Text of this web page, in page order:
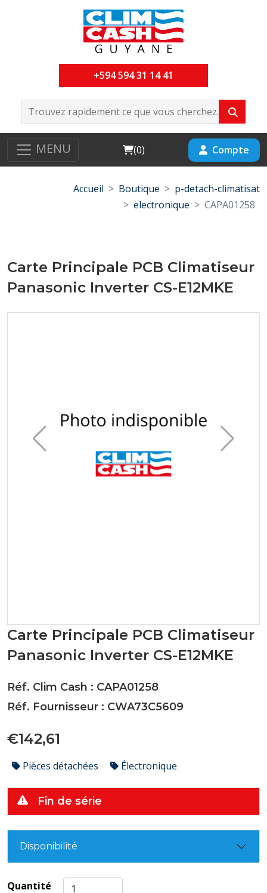
+594 594 31 14 41
MENU Cart
(0) Compte
Accueil Boutique
p-detach-climatisat
electronique
CAPA01258
Carte Principale PCB Climatiseur
Panasonic Inverter CS-E12MKE
Carte Principale PCB Climatiseur
Panasonic Inverter CS-E12MKE
Réf. Clim Cash : CAPA01258
Réf. Fournisseur : CWA73C5609
€142,61
Pièces détachées Électronique
Fin de série
Disponibilité
Quantité